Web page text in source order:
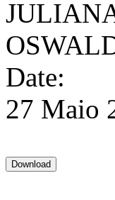
Date:
27 Maio